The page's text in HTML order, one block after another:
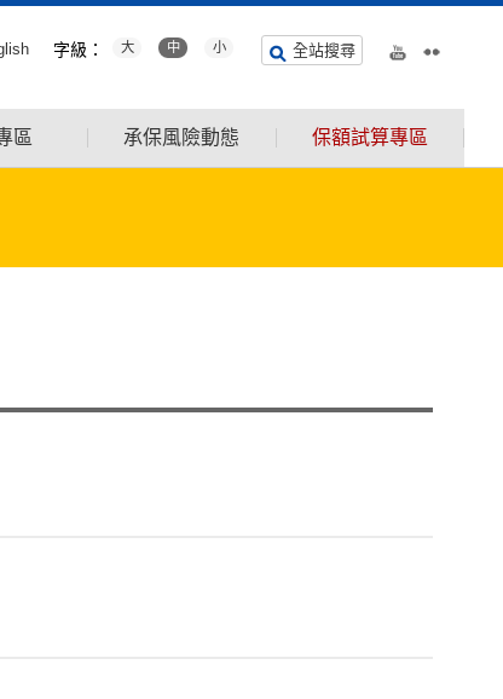
字級： 大 中 小 全站搜尋
區 承保風險動態 保額試算專區